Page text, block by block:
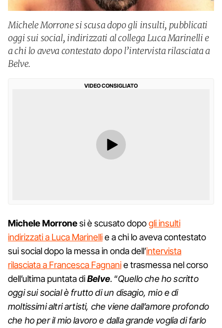
Michele Morrone si scusa dopo gli insulti, pubblicati
oggi sui social, indirizzati al collega Luca Marinelli e
a chi lo aveva contestato dopo l’intervista rilasciata a
Belve.
VIDEO CONSIGLIATO
Michele Morronesi è scusato dopogli insulti
indirizzati a Luca Marinellie a chi lo aveva contestato
sui social dopo la messa in onda dell’intervista
rilasciata a Francesca Fagnanie trasmessa nel corso
dell’ultima puntata diBelve. “Quello che ho scritto
oggi sui social è frutto di un disagio, mio e di
moltissimi altri artisti, che viene dall’amore profondo
che ho per il mio lavoro e dalla grande voglia di farlo